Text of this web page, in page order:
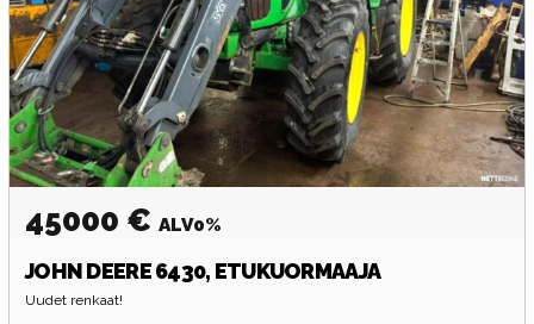
45000 € ALV0%
JOHN DEERE6430, ETUKUORMAAJA
Uudet renkaat!